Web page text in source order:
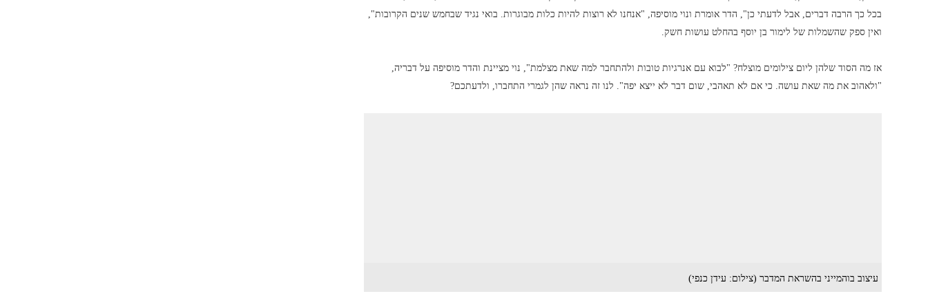
בכל כך הרבה דברים, אבל לדעתי כן", הדר אומרת ונוי מוסיפה, "אנחנו לא רוצות להיות כלות מבוגרות. בואי נגיד שבחמש שנים הקרובות",
ואין ספק שהשמלות של לימור בן יוסף בהחלט עושות חשק.
אז מה הסוד שלהן ליום צילומים מוצלח? "לבוא עם אנרגיות טובות ולהתחבר למה שאת מצלמת", נוי מציינת והדר מוסיפה על דבריה,
"ולאהוב את מה שאת עושה. כי אם לא תאהבי, שום דבר לא ייצא יפה". לנו זה נראה שהן לגמרי התחברו, ולדעתכם?
עיצוב בוהמייני בהשראת המדבר (צילום: עידן כנפי)